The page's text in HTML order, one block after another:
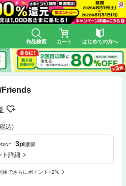
作品検索 カート はじめての方へ
Friends
込)
3pt獲得
ト詳細
用でさらにポイント+2%